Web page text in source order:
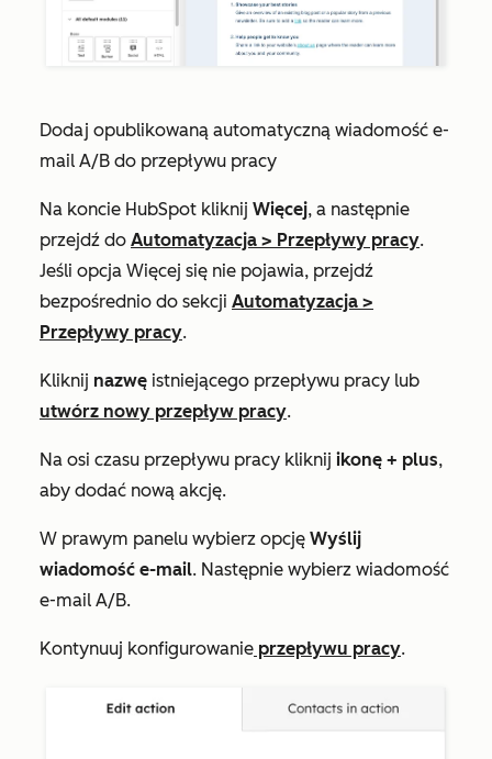
Dodaj opublikowaną automatyczną wiadomość e-
mail A/B do przepływu pracy
Na koncie HubSpot kliknij Więcej, a następnie
przejdź do Automatyzacja > Przepływy pracy.
Jeśli opcja Więcej się nie pojawia, przejdź
bezpośrednio do sekcji Automatyzacja >
Przepływy pracy.
Kliknij nazwę istniejącego przepływu pracy lub
utwórz nowy przepływ pracy.
Na osi czasu przepływu pracy kliknij ikonę + plus,
aby dodać nową akcję.
W prawym panelu wybierz opcję Wyślij
wiadomość e-mail. Następnie wybierz wiadomość
e-mail A/B.
Kontynuuj konfigurowanie przepływu pracy.